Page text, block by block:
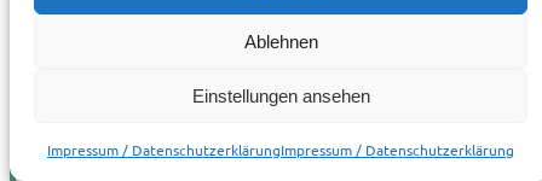
Ablehnen
Einstellungen ansehen
Impressum / DatenschutzerklärungImpressum / Datenschutzerklärung
JULIA, 1990)
Dieser Finkenvogel, der als einziger der Gattung
Schnabelspitzen entwickelt hat, ist nicht nur im